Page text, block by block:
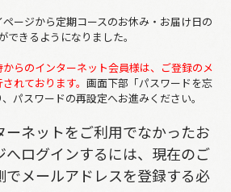
ージから定期コースのお休み・お届け日の
できるようになりました。
らのインターネット会員様は、ご登録のメ
れております。 画面下部「パスワードを忘
パスワードの再設定へお進みください。
ネットをご利用でなかったお
ログインするには、 現在のご
でメールアドレスを登録する必